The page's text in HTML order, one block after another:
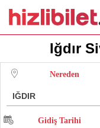
Iğdır
Nereden
IĞDIR
Gidiş Tarihi